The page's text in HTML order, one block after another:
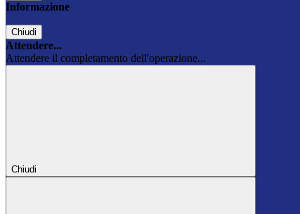
Informazione
Chiudi
Attendere...
Attendere il completamento dell'operazione...
Chiudi